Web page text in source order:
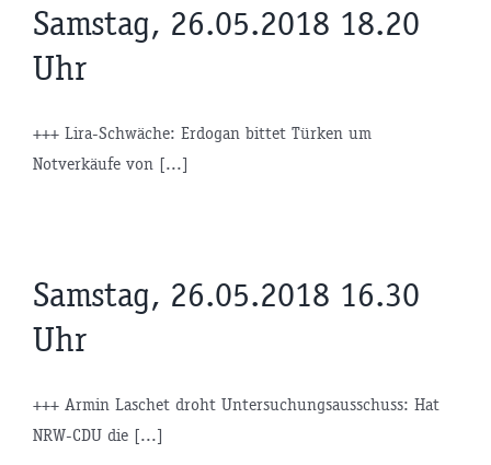
Samstag, 26.05.2018 18.20
Uhr
+++ Lira-Schwäche: Erdogan bittet Türken um
Notverkäufe von [...]
Samstag, 26.05.2018 16.30
Uhr
+++ Armin Laschet droht Untersuchungsausschuss: Hat
NRW-CDU die [...]